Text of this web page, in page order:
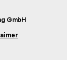
GmbH